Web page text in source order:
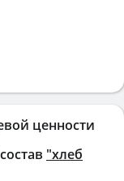
ценности
"хлеб